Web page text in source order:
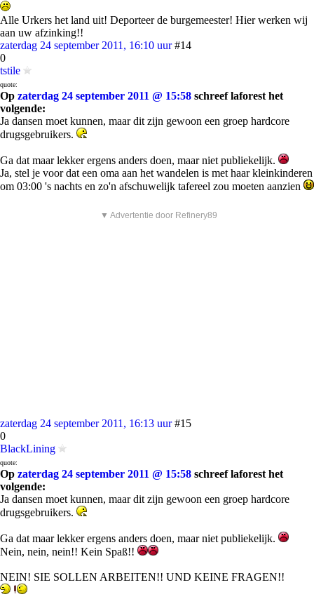
Alle Urkers het land uit! Deporteer de burgemeester! Hier werken wij
aan uw afzinking!!
zaterdag 24 september 2011, 16:10 uur #14
0
tstile
quote:
Op zaterdag 24 september 2011 @ 15:58 schreef laforest het
volgende:
Ja dansen moet kunnen, maar dit zijn gewoon een groep hardcore
drugsgebruikers.
Ga dat maar lekker ergens anders doen, maar niet publiekelijk.
Ja, stel je voor dat een oma aan het wandelen is met haar kleinkinderen
om 03:00 's nachts en zo'n afschuwelijk tafereel zou moeten aanzien
▼ Advertentie door Refinery89
zaterdag 24 september 2011, 16:13 uur #15
0
BlackLining
quote:
Op zaterdag 24 september 2011 @ 15:58 schreef laforest het
volgende:
Ja dansen moet kunnen, maar dit zijn gewoon een groep hardcore
drugsgebruikers.
Ga dat maar lekker ergens anders doen, maar niet publiekelijk.
Nein, nein, nein!! Kein Spaß!!
NEIN! SIE SOLLEN ARBEITEN!! UND KEINE FRAGEN!!